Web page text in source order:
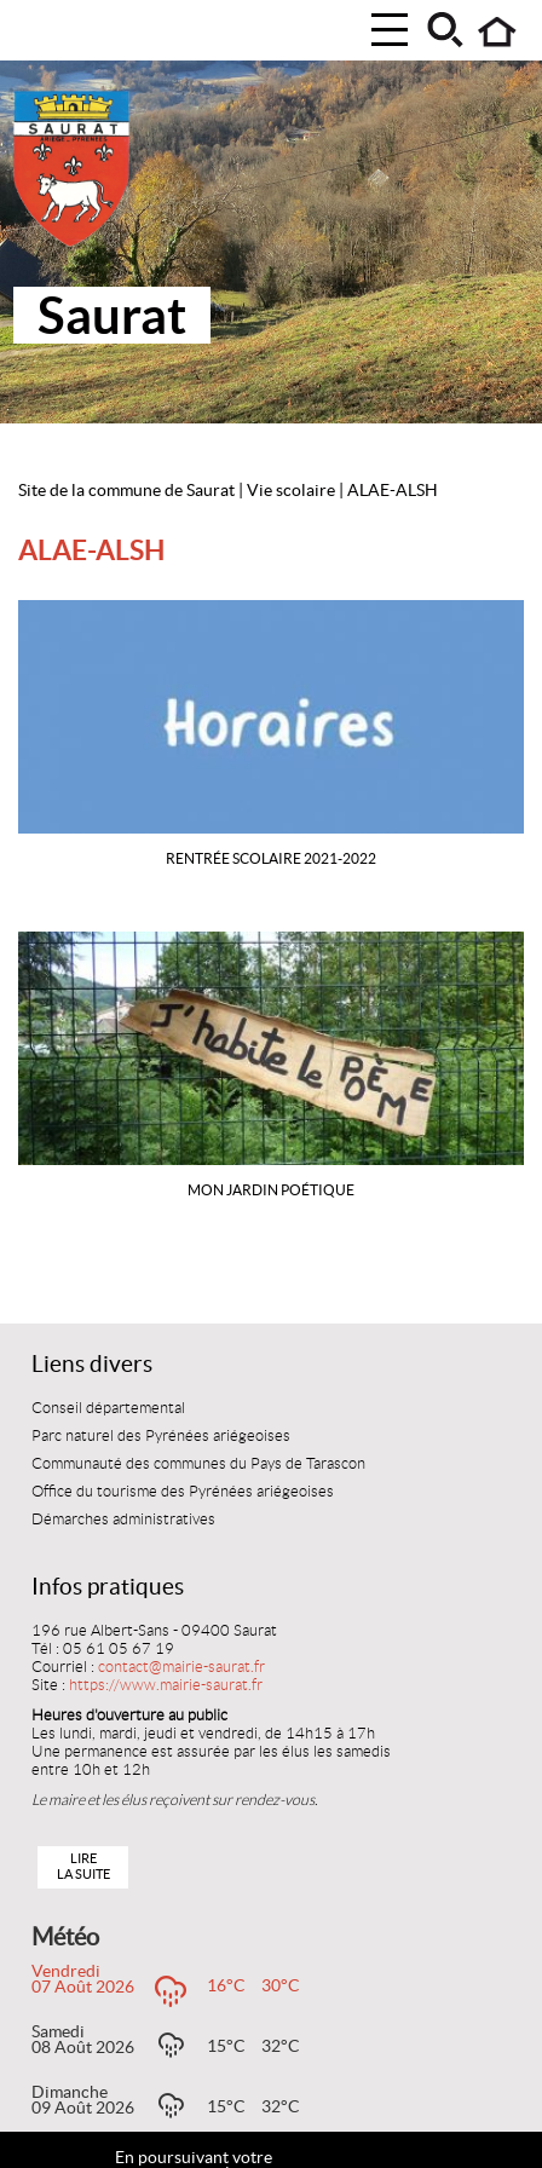
Saurat
Site de la commune de Saurat Vie scolaire ALAE-ALSH
ALAE-ALSH
RENTRÉE SCOLAIRE 2021-2022
MON JARDIN POÉTIQUE
Liens divers
Conseil départemental
Parc naturel des Pyrénées ariégeoises
Communauté des communes du Pays de Tarascon
Office du tourisme des Pyrénées ariégeoises
Démarches administratives
Infos pratiques
196 rue Albert-Sans - 09400 Saurat
Tél : 05 61 05 67 19
Courriel :contact@mairie-saurat.fr
Site : https://www.mairie-saurat.fr
Heures d'ouverture au public
Les lundi, mardi, jeudi et vendredi, de 14h15 à 17h
Une permanence est assurée par les élus les samedis
entre 10h et 12h
Le maire et les élus reçoivent sur rendez-vous.
LIRE
LA SUITE
Météo
Vendredi
07 Août 2026
16°C 30°C
Samedi
08 Août 2026
15°C 32°C
Dimanche
09 Août 2026
15°C 32°C
En poursuivant votre